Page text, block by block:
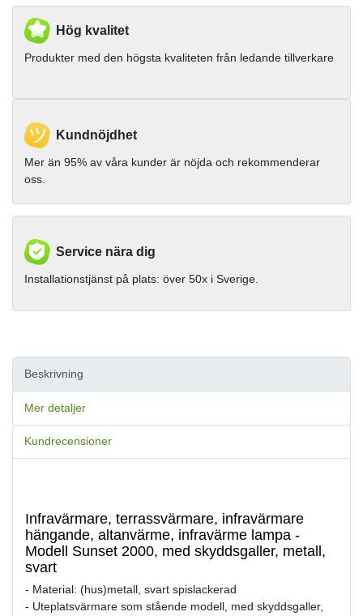
Hög kvalitet
Produkter med den högsta kvaliteten från ledande tillverkare
Kundnöjdhet
Mer än 95% av våra kunder är nöjda och rekommenderar
oss.
Service nära dig
Installationstjänst på plats: över 50x i Sverige.
Beskrivning
Mer detaljer
Kundrecensioner
Infravärmare, terrassvärmare, infravärmare
hängande, altanvärme, infravärme lampa -
Modell Sunset 2000, med skyddsgaller, metall,
svart
- Material: (hus)metall, svart spislackerad
- Uteplatsvärmare som stående modell, med skyddsgaller,